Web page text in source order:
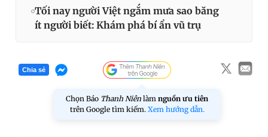
Tối nay người Việt ngắm mưa sao băng
ít người biết: Khám phá bí ẩn vũ trụ
Chia sẻ
Chọn Báo Thanh Niên làm nguồn ưu tiên
trên Google tìm kiếm. Xem hướng dẫn.